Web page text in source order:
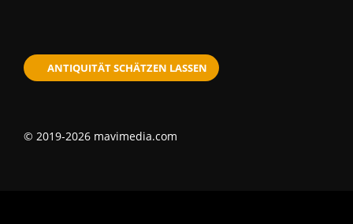
ANTIQUITÄT SCHÄTZEN LASSEN
© 2019-2026 mavimedia.com